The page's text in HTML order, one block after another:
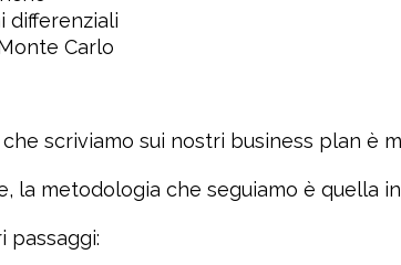
differenziali
Carlo
scriviamo sui nostri business plan è
la metodologia che seguiamo è quella
passaggi: